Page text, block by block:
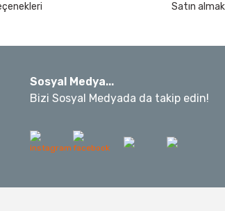
Satın
Sosyal Medya...
Bizi Sosyal Medyada da takip edin!